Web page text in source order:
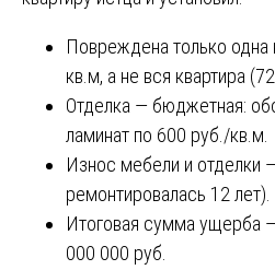
Повреждена только
кв.м, а не вся квартира
Отделка — бюджетная:
ламинат по 600 руб./кв.м.
Износ мебели и отделки
ремонтировалась 12 лет).
Итоговая сумма ущерба
000 000 руб.